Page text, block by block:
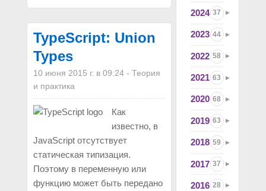
TypeScript: Union
Types
10 июня 2015 г. в 09:24- Теория
и практика
Как
известно, в
JavaScript отсутствует
статическая типизация.
Поэтому в переменную или
функцию может быть передано
2024 37
2023 44
2022 58
2021 63
2020 68
2019 63
2018 59
2017 37
2016 28